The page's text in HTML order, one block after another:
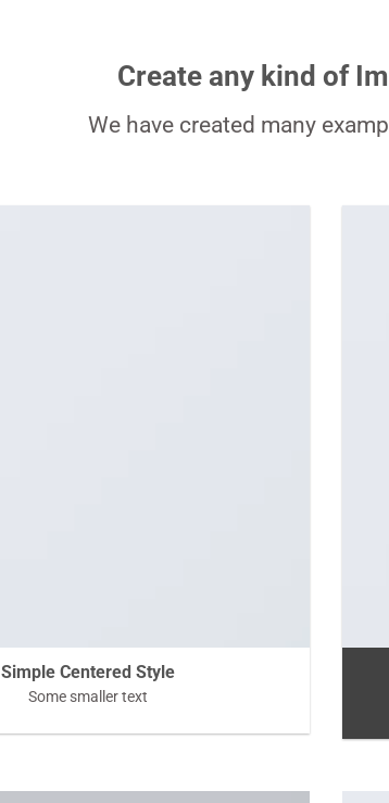
Create any kind of
We have created many
Simple Centered Style
Some smaller text